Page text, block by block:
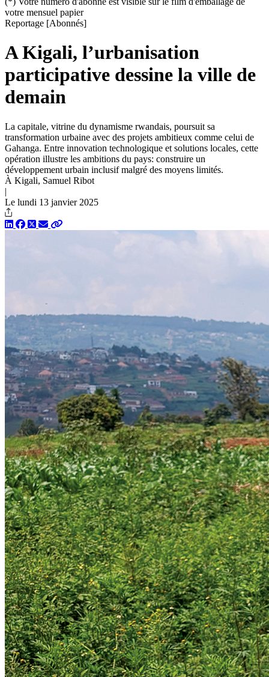
votre mensuel papier
Reportage [Abonnés]
A Kigali, l’urbanisation
participative dessine la ville de
demain
La capitale, vitrine du dynamisme rwandais, poursuit sa
transformation urbaine avec des projets ambitieux comme celui de
Gahanga. Entre innovation technologique et solutions locales, cette
opération illustre les ambitions du pays: construire un
développement urbain inclusif malgré des moyens limités.
À Kigali, Samuel Ribot
|
Le lundi 13 janvier 2025